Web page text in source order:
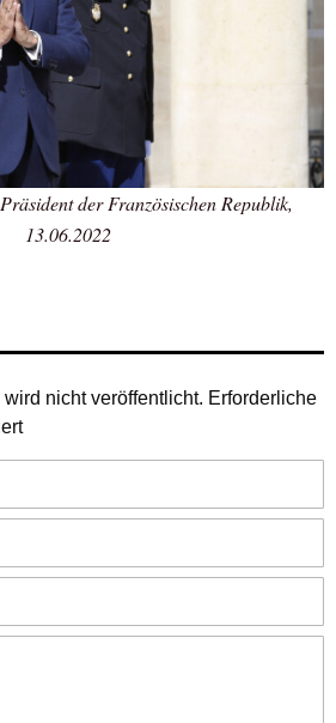
der Französischen Republik,
13.06.2022
nicht veröffentlicht. Erforderliche